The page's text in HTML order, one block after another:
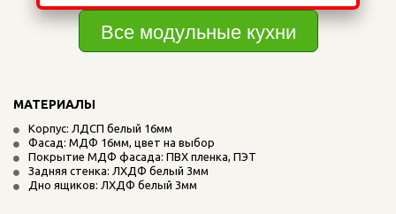
Все модульные кухни
МАТЕРИАЛЫ
Корпус: ЛДСП белый 16мм
Фасад: МДФ 16мм, цвет на выбор
Покрытие МДФ фасада: ПВХ пленка, ПЭТ
Задняя стенка: ЛХДФ белый 3мм
Дно ящиков: ЛХДФ белый 3мм